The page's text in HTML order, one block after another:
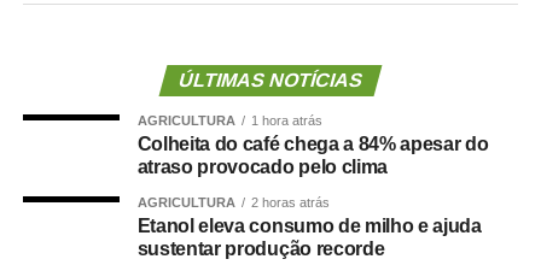
Os servidores apontam ainda incoerência entre discurso
e prática da administração municipal. Durante a
inauguração da Unidade de Saúde da Família (USF) do
autorizaria férias sem a devida substituição de
profissionais, o que reforçou a percepção de tratamento
ÚLTIMAS NOTÍCIAS
AGRICULTURA 1 hora atrás
Colheita do café chega a 84% apesar do
atraso provocado pelo clima
AGRICULTURA 2 horas atrás
Etanol eleva consumo de milho e ajuda
sustentar produção recorde